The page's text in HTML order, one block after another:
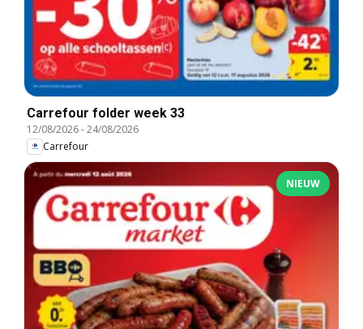
Carrefour folder week 33
12/08/2026-24/08/2026
Carrefour
NIEUW